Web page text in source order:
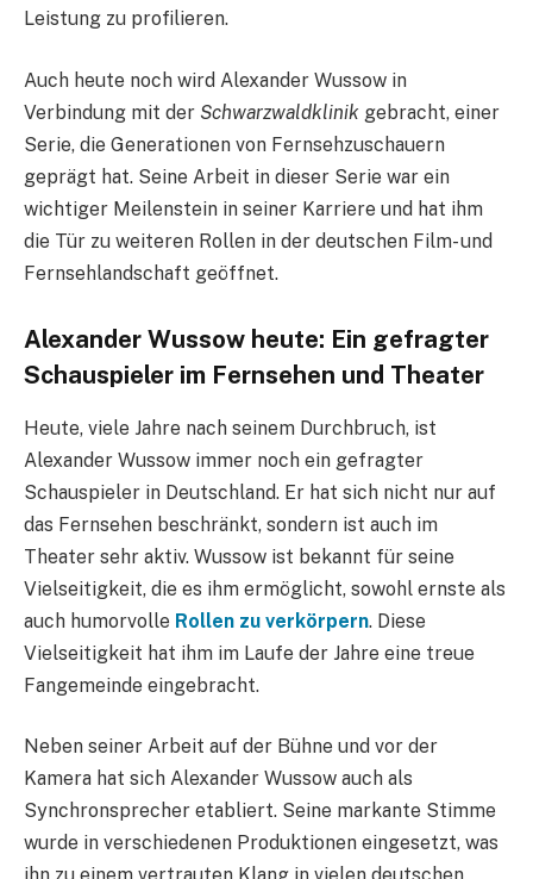
Leistung zu profilieren.
Auch heute noch wird Alexander Wussow in
Verbindung mit der Schwarzwaldklinik gebracht, einer
Serie, die Generationen von Fernsehzuschauern
geprägt hat. Seine Arbeit in dieser Serie war ein
wichtiger Meilenstein in seiner Karriere und hat ihm
die Tür zu weiteren Rollen in der deutschen Film- und
Fernsehlandschaft geöffnet.
Alexander Wussow heute: Ein gefragter
Schauspieler im Fernsehen und Theater
Heute, viele Jahre nach seinem Durchbruch, ist
Alexander Wussow immer noch ein gefragter
Schauspieler in Deutschland. Er hat sich nicht nur auf
das Fernsehen beschränkt, sondern ist auch im
Theater sehr aktiv. Wussow ist bekannt für seine
Vielseitigkeit, die es ihm ermöglicht, sowohl ernste als
auch humorvolle Rollen zu verkörpern. Diese
Vielseitigkeit hat ihm im Laufe der Jahre eine treue
Fangemeinde eingebracht.
Neben seiner Arbeit auf der Bühne und vor der
Kamera hat sich Alexander Wussow auch als
Synchronsprecher etabliert. Seine markante Stimme
wurde in verschiedenen Produktionen eingesetzt, was